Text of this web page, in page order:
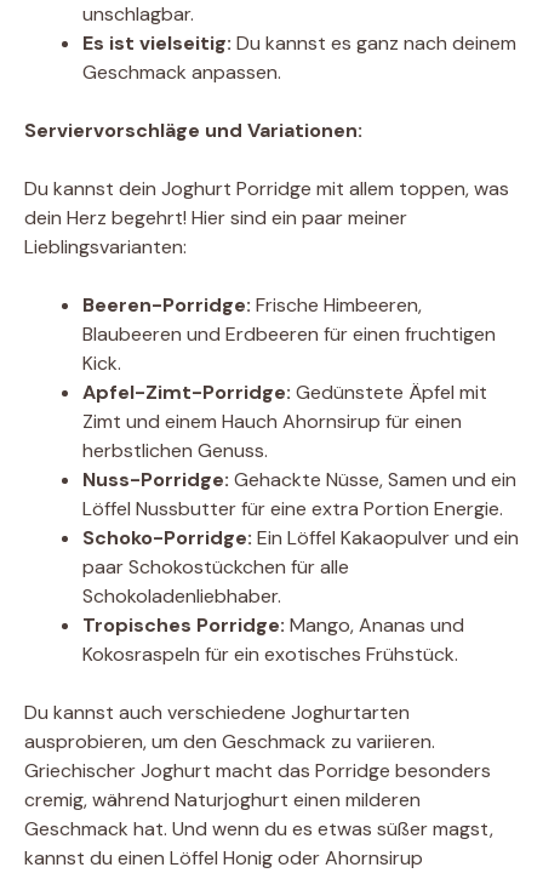
unschlagbar.
Es ist vielseitig: Du kannst es ganz nach deinem
Geschmack anpassen.
Serviervorschläge und Variationen:
Du kannst dein Joghurt Porridge mit allem toppen, was
dein Herz begehrt! Hier sind ein paar meiner
Lieblingsvarianten:
Beeren-Porridge: Frische Himbeeren,
Blaubeeren und Erdbeeren für einen fruchtigen
Kick.
Apfel-Zimt-Porridge: Gedünstete Äpfel mit
Zimt und einem Hauch Ahornsirup für einen
herbstlichen Genuss.
Nuss-Porridge: Gehackte Nüsse, Samen und ein
Löffel Nussbutter für eine extra Portion Energie.
Schoko-Porridge: Ein Löffel Kakaopulver und ein
paar Schokostückchen für alle
Schokoladenliebhaber.
Tropisches Porridge: Mango, Ananas und
Kokosraspeln für ein exotisches Frühstück.
Du kannst auch verschiedene Joghurtarten
ausprobieren, um den Geschmack zu variieren.
Griechischer Joghurt macht das Porridge besonders
cremig, während Naturjoghurt einen milderen
Geschmack hat. Und wenn du es etwas süßer magst,
kannst du einen Löffel Honig oder Ahornsirup